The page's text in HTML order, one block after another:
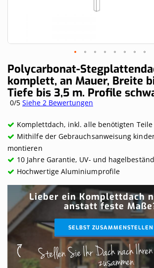
Skip
to
the
beginning
of
gallery
Polycarbonat-
komplett, an Mauer, Breite
Tiefe bis 3,5 m. Profile
0/5 Siehe 2 Bewertungen
Komplettdach, inkl. alle benötigten Teile
Mithilfe der Gebrauchsanweisung
montieren
10 Jahre Garantie, UV- und
Hochwertige Aluminiumprofile
Lieber ein Komplettdach
anstatt feste
SELBST ZUSAMMENSTELLEN
Stellen Sie Ihr Dach nach
zusammen